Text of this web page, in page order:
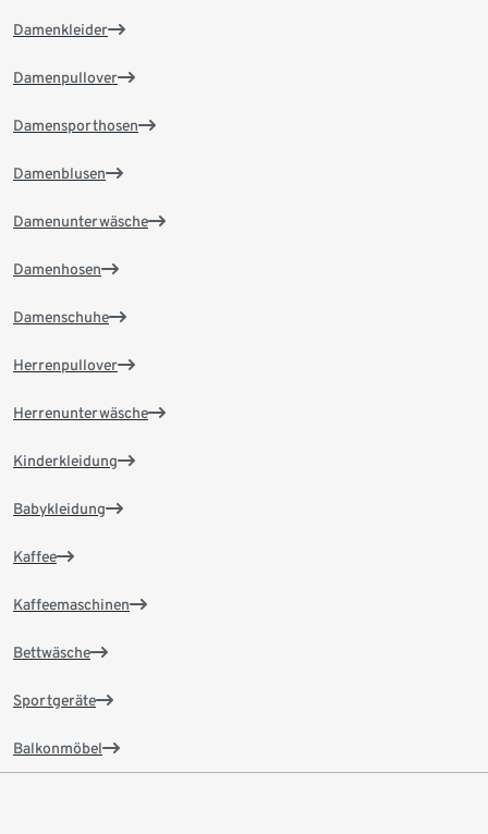
Damenkleider
Damenpullover
Damensporthosen
Damenblusen
Damenunterwäsche
Damenhosen
Damenschuhe
Herrenpullover
Herrenunterwäsche
Kinderkleidung
Babykleidung
Kaffee
Kaffeemaschinen
Bettwäsche
Sportgeräte
Balkonmöbel